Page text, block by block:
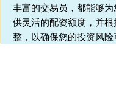
丰富的交易员，都能够
供灵活的配资额度，并
整，以确保您的投资风险